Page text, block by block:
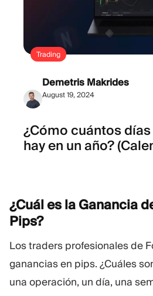
Trading
Demetris Makrides
August 19, 2024
¿Cómo cuántos
hay en un año?
¿Cuál es la Ganancia
Pips?
Los traders profesionales de
ganancias en pips. ¿Cuáles
una operación, un día, una